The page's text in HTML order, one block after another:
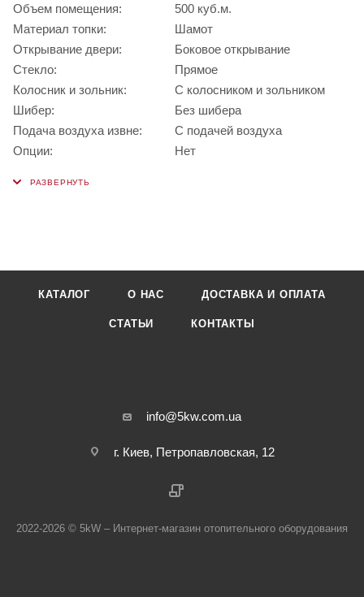
Объем помещения:
500 куб.м.
Материал топки:
Шамот
Открывание двери:
Боковое открывание
Стекло:
Прямое
Колосник и зольник:
С колосником и зольником
Шибер:
Без шибера
Подача воздуха извне:
С подачей воздуха
Опции:
Нет
КАТАЛОГ О НАС ДОСТАВКА И ОПЛАТА
СТАТЬИ КОНТАКТЫ
info@5kw.com.ua
г. Киев, Петропавловская, 12
2022-2026 © 5kW – Интернет-магазин отопительного оборудования